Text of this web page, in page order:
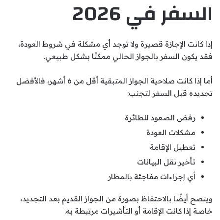
السفر في 2026
إذا كانت الإجازة قصيرة ولا توجد أي مشكلة في شروط العودة،
فقد يكون السفر بالجواز الحالي ممكنًا بشكل طبيعي.
أما إذا كانت صلاحية الجواز المتبقية أقل من 6 أشهر، فالأفضل
تجديده قبل السفر لتجنب:
رفض الصعود للطائرة
مشكلات العودة
تعطيل الإقامة
تأخير نقل البيانات
أي إجراءات مفاجئة بالمطار
وينصح أيضًا بالاحتفاظ بصورة من الجواز القديم بعد التجديد،
خاصة إذا كانت الإقامة أو التأشيرات مرتبطة به.